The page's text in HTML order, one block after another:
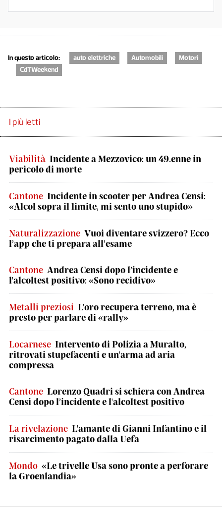
In questo articolo: auto elettriche Automobili
Motori
CdTWeekend
I più letti
Viabilità Incidente a Mezzovico: un 49.enne in
pericolo di morte
Cantone Incidente in scooter per Andrea Censi:
«Alcol sopra il limite, mi sento uno stupido»
Naturalizzazione Vuoi diventare svizzero? Ecco
l’app che ti prepara all’esame
Cantone Andrea Censi dopo l’incidente e
l'alcoltest positivo: «Sono recidivo»
Metalli preziosi L'oro recupera terreno, ma è
presto per parlare di «rally»
Locarnese Intervento di Polizia a Muralto,
ritrovati stupefacenti e un'arma ad aria
compressa
Cantone Lorenzo Quadri si schiera con Andrea
Censi dopo l’incidente e l'alcoltest positivo
La rivelazione L'amante di Gianni Infantino e il
risarcimento pagato dalla Uefa
Mondo «Le trivelle Usa sono pronte a perforare
la Groenlandia»